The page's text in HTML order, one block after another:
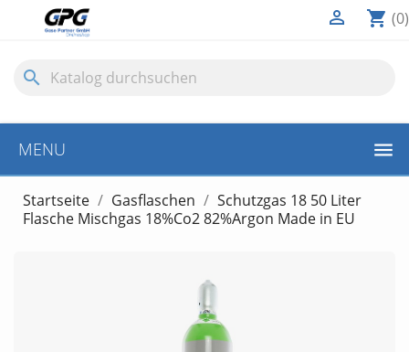
shopping_cart (0)

search
MENU
Startseite Gasflaschen
Schutzgas 18 50 Liter
Flasche Mischgas 18%Co2 82%Argon Made in EU